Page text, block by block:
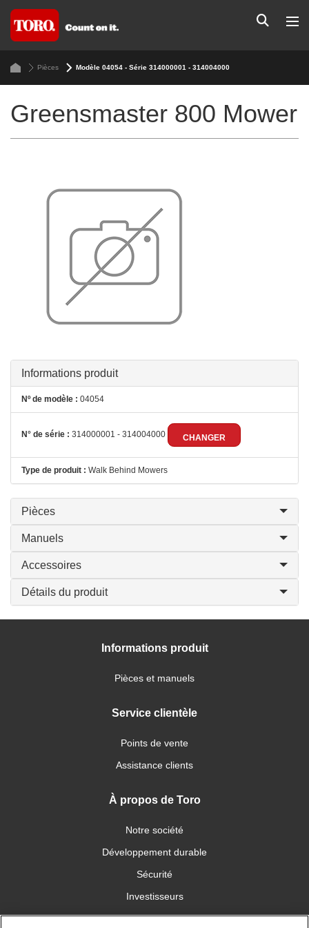
Pièces Modèle 04054 - Série 314000001 - 314004000
Greensmaster 800 Mower
Informations produit
Nº de modèle : 04054
N° de série : 314000001 - 314004000 CHANGER
Type de produit : Walk Behind Mowers
Pièces
Manuels
Accessoires
Détails du produit
Informations produit
Pièces et manuels
Service clientèle
Points de vente
Assistance clients
À propos de Toro
Notre société
Développement durable
Sécurité
Investisseurs
Carrières